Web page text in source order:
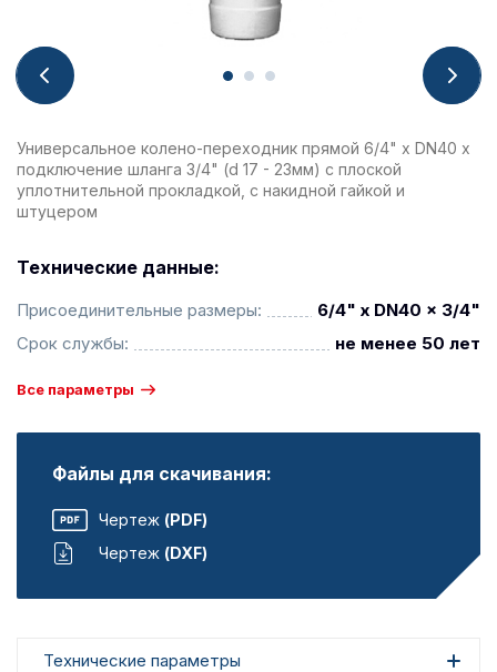
Универсальное колено-переходник прямой 6/4" х DN40 х
подключение шланга 3/4" (d 17 - 23мм) с плоской
уплотнительной прокладкой, с накидной гайкой и
штуцером
Технические данные:
Присоединительные размеры:
6/4" x DN40 x 3/4"
Срок службы:
не менее 50 лет
Все параметры
Файлы для скачивания:
Чертеж (PDF)
Чертеж (DXF)
Технические параметры